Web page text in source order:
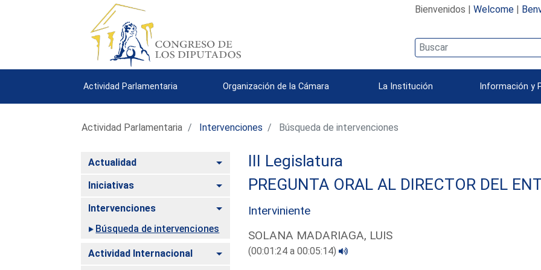
Bienvenidos | Welcome|
Actividad Parlamentaria Organización de la Cámara La Institución Información y
Actividad Parlamentaria Intervenciones Búsqueda de intervenciones
Actualidad Alternar
Iniciativas Alternar
Intervenciones
Alternar
Búsqueda de intervenciones
Actividad Internacional
Alternar
III Legislatura
PREGUNTA ORAL AL DIRECTOR DEL
Interviniente
SOLANA MADARIAGA, LUIS
(00:01:24 a 00:05:14)